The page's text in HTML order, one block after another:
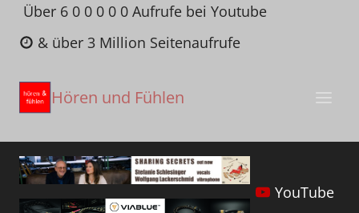
Zum
Inhalt
springen
Über 6 0 0 0 0 0 Aufrufe bei Youtube
& über 3 Million Seitenaufrufe
Hören und Fühlen
YouTube